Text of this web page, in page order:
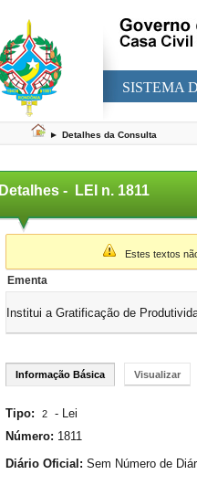
SISTEMA
► Detalhes da Consulta
Detalhes - LEI n. 1811
▼
Estes textos
Ementa
Institui a Gratificação de
Informação Básica Visualizar
Tipo: 2 - Lei
Número: 1811
Diário Oficial: Sem Número de